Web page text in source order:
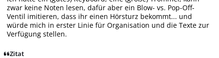
zwar keine Noten lesen, dafür aber ein Blow- vs. Pop-Off-
Ventil imitieren, dass ihr einen Hörsturz bekommt... und
würde mich in erster Linie für Organisation und die Texte zur
Verfügung stellen.
Zitat